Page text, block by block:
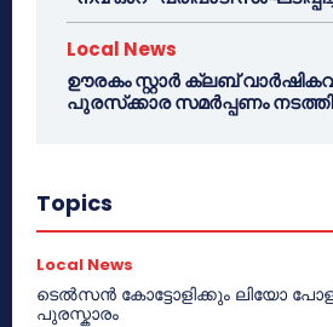
Local News
ഊരകം സ്റ്റാർ ക്ലബ്
പുരസ്‌ക്കാര സമർപ്പണം നടത്തി
Topics
Local News
ടെൽസൻ കോട്ടോളിക്കും ലിയോ
പുരസ്കാരം